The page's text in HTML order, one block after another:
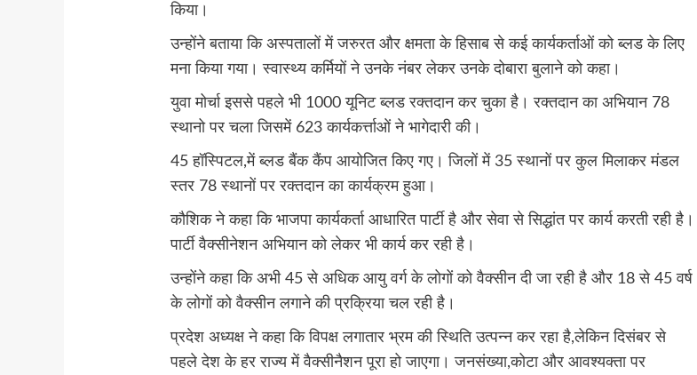
किया।
उन्होंने बताया कि अस्पतालों में जरुरत और क्षमता के हिसाब से कई कार्यकर्ताओं को ब्लड के लिए
मना किया गया। स्वास्थ्य कर्मियों ने उनके नंबर लेकर उनके दोबारा बुलाने को कहा।
युवा मोर्चा इससे पहले भी 1000 यूनिट ब्लड रक्तदान कर चुका है। रक्तदान का अभियान 78
स्थानो पर चला जिसमें 623 कार्यकर्त्ताओं ने भागेदारी की।
45 हॉस्पिटल,में ब्लड बैंक कैंप आयोजित किए गए। जिलों में 35 स्थानों पर कुल मिलाकर मंडल
स्तर 78 स्थानों पर रक्तदान का कार्यक्रम हुआ।
कौशिक ने कहा कि भाजपा कार्यकर्ता आधारित पार्टी है और सेवा से सिद्धांत पर कार्य करती रही है।
पार्टी वैक्सीनेशन अभियान को लेकर भी कार्य कर रही है।
उन्होंने कहा कि अभी 45 से अधिक आयु वर्ग के लोगों को वैक्सीन दी जा रही है और 18 से 45 वर्ष
के लोगों को वैक्सीन लगाने की प्रक्रिया चल रही है।
प्रदेश अध्यक्ष ने कहा कि विपक्ष लगातार भ्रम की स्थिति उत्पन्न कर रहा है,लेकिन दिसंबर से
पहले देश के हर राज्य में वैक्सीनैशन पूरा हो जाएगा। जनसंख्या,कोटा और आवश्यक्ता पर